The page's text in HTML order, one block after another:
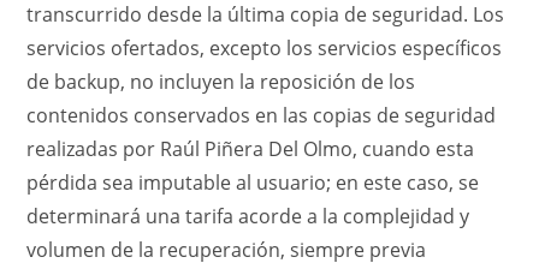
transcurrido desde la última copia de seguridad. Los
servicios ofertados, excepto los servicios específicos
de backup, no incluyen la reposición de los
contenidos conservados en las copias de seguridad
realizadas por Raúl Piñera Del Olmo, cuando esta
pérdida sea imputable al usuario; en este caso, se
determinará una tarifa acorde a la complejidad y
volumen de la recuperación, siempre previa